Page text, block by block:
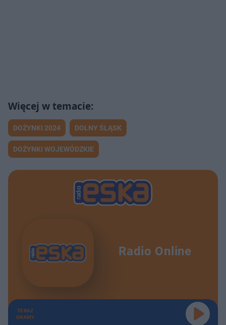
DOŻYNKI 2024 DOLNY ŚLĄSK
DOŻYNKI WOJEWÓDZKIE
Radio Online
TERAZ
GRAMY